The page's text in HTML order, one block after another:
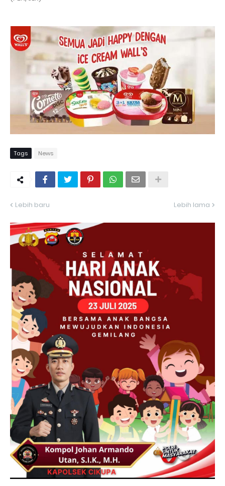
Tags News
Lebih baru Lebih lama